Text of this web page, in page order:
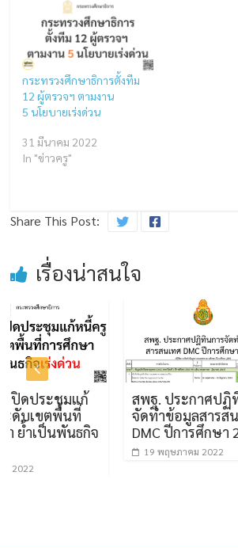
กระทรวงศึกษาธิการตั้งทีม
12 ผู้ตรวจฯ ตามงาน
5 นโยบายเร่งด่วน
31 มีนาคม 2022
In "ข่าวครู"
Share This Post:
เรื่องน่าสนใจ
ระชุมแก้
ตพื้นที่
ป็นพันธกิจ
สพฐ. ประกาศปฏิทินการ
จัดทำข้อมูลสารสนเทศ
DMC ปีการศึกษา 2565
19 พฤษภาคม 2022